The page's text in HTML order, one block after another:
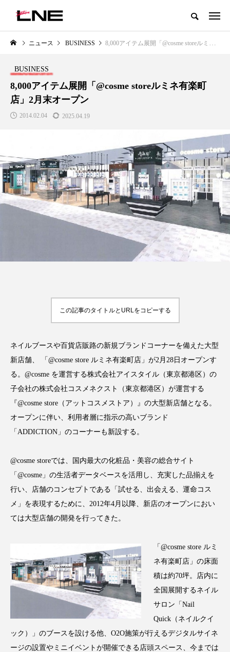
グローバルビューティ＆ヘルスケアビジネス誌
LIFESTYLE
SNSの「加工顔」と美容医療｜AI
がもたらす可能性とこれから
2026.07.13
BUSINESS
GWI調査から読み解く2030年の
都市型スパ――身近なウェルネ
の次世代モデル
2026.08.06
TAG LIST
AI B2B BeautyTech ChatGPT
TikTok アスタキサンチン
インタビュー インナービューティー 冷え
インナービューティーアワード2025受賞商品
ウェルビーイング エイジングケア
エクソソーム オーガニック オゾン
カウンセラー カウンセリング
ニュース BUSINESS 8,000アイテム展開「@cosme storeルミネ有楽町店」2月末オープン
BUSINESS
8,000アイテム展開「@cosme storeルミネ有楽町
店」2月末オープン
2014.02.04 2025.04.19
この記事のタイトルとURLをコピーする
ネイルブースや百貨店販路の新規ブランドコーナーを備えた大型
新店舗、 「@cosme store ルミネ有楽町店」が2月28日オープンす
る。@cosme を運営する株式会社アイスタイル（東京都港区）の
子会社の株式会社コスメネクスト（東京都港区）が運営する
『@cosme store（アットコスメストア）』の大型新店舗となる。
オープンに伴い、利用者層に指示の高いブランド
「ADDICTION」のコーナーも新設する。
@cosme storeでは、国内最大の化粧品・美容の総合サイト
「@cosme」の生活者データベースを活用し、充実した品揃えを
行い、店舗のコンセプトである「試せる、出会える、運命コス
メ」を表現するために、2012年4月以降、新店のオープンにおい
ては大型店舗の開発を行ってきた。
「@cosme store ルミ
ネ有楽町店」の床面
積は約70坪。店内に
全国展開するネイル
サロン「Nail
Quick（ネイルクイ
ック）」のブースを設ける他、O2O施策が行えるデジタルサイネ
ージの設置やミニイベントが開催できる店頭スペース、今までは